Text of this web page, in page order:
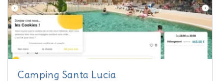
Camping Santa Lucia